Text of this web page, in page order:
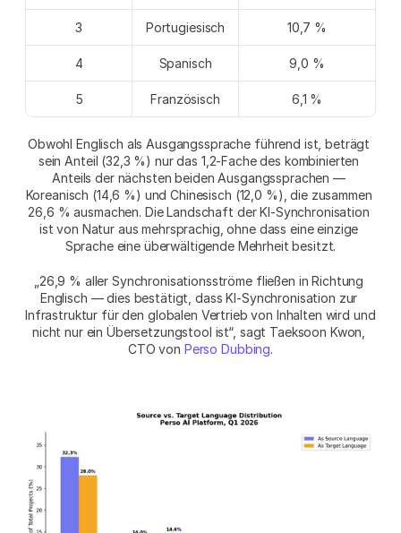
3 Portugiesisch 10,7 %
4 Spanisch 9,0 %
5 Französisch 6,1 %
Obwohl Englisch als Ausgangssprache führend ist, beträgt
sein Anteil (32,3 %) nur das 1,2-Fache des kombinierten
Anteils der nächsten beiden Ausgangssprachen —
Koreanisch (14,6 %) und Chinesisch (12,0 %), die zusammen
26,6 % ausmachen. Die Landschaft der KI-Synchronisation
ist von Natur aus mehrsprachig, ohne dass eine einzige
Sprache eine überwältigende Mehrheit besitzt.
„26,9 % aller Synchronisationsströme fließen in Richtung
Englisch — dies bestätigt, dass KI-Synchronisation zur
Infrastruktur für den globalen Vertrieb von Inhalten wird und
nicht nur ein Übersetzungstool ist“, sagt Taeksoon Kwon,
CTO von Perso Dubbing.